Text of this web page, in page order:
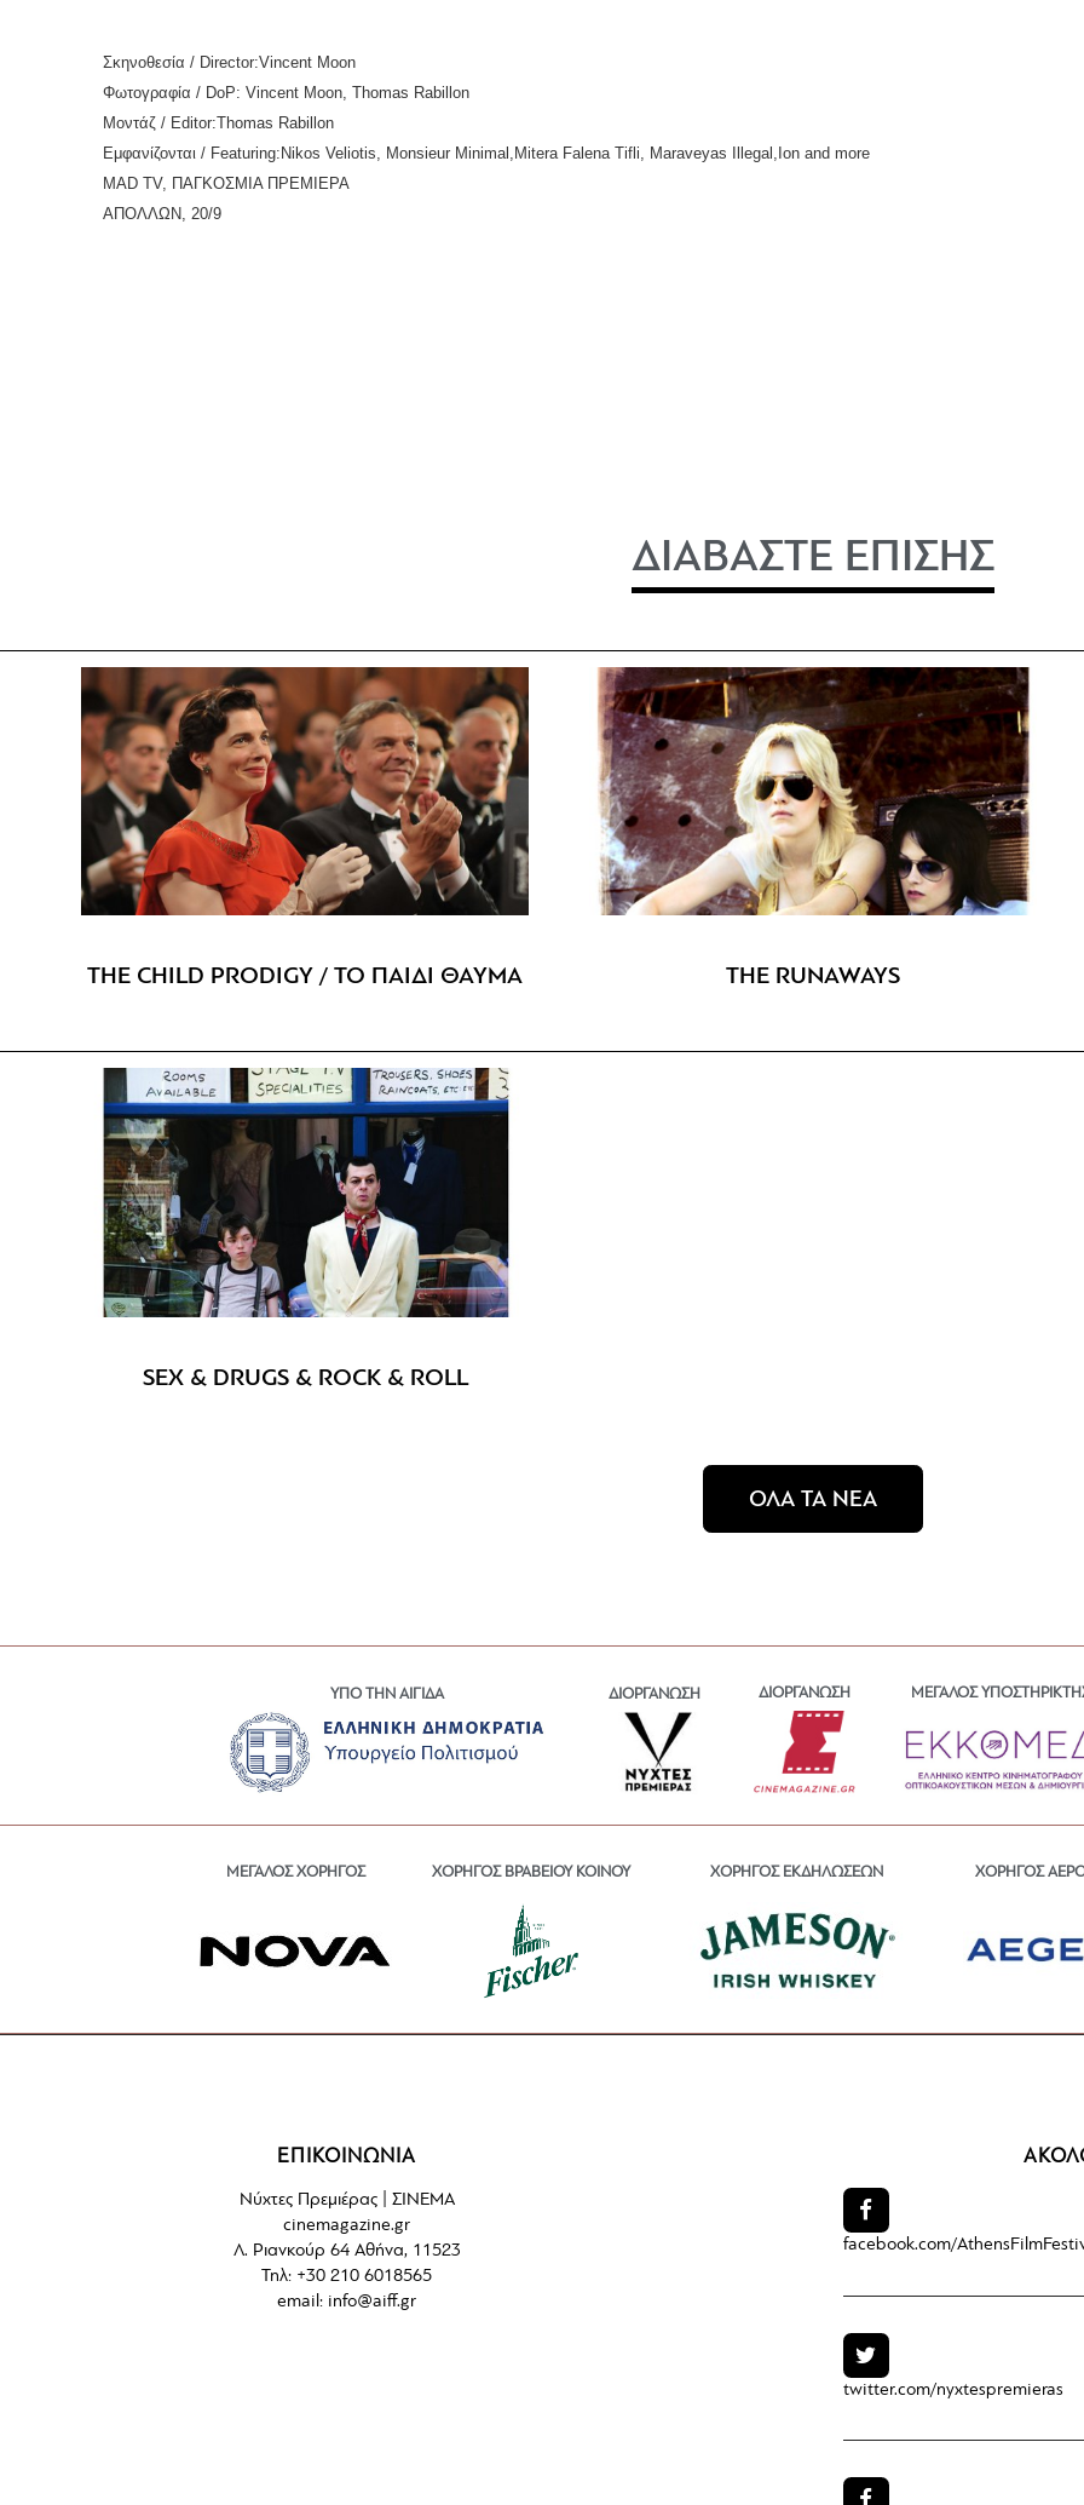
Σκηνοθεσία / Director:Vincent Moon
Φωτογραφία / DoP: Vincent Moon, Thomas Rabillon
Μοντάζ / Editor:Thomas Rabillon
Εμφανίζονται / Featuring:Nikos Veliotis, Monsieur Minimal,Mitera Falena Tifli, Maraveyas Illegal,Ion and more
MAD TV, ΠΑΓΚΟΣΜΙΑ ΠΡΕΜΙΕΡΑ
ΑΠΟΛΛΩΝ, 20/9
ΔΙΑΒΑΣΤΕ ΕΠΙΣΗΣ
THE CHILD PRODIGY / ΤΟ ΠΑΙΔΙ ΘΑΥΜΑ THE RUNAWAYS
SEX & DRUGS & ROCK & ROLL
ΟΛΑ ΤΑ ΝΕΑ
ΥΠΟ ΤΗΝ ΑΙΓΙΔΑ ΔΙΟΡΓΑΝΩΣΗ ΔΙΟΡΓΑΝΩΣΗ ΜΕΓΑΛΟΣ
ΜΕΓΑΛΟΣ ΧΟΡΗΓΟΣ ΧΟΡΗΓΟΣ ΒΡΑΒΕΙΟΥ ΚΟΙΝΟΥ ΧΟΡΗΓΟΣ ΕΚΔΗΛΩΣΕΩΝ ΧΟΡΗΓΟΣ
ΕΠΙΚΟΙΝΩΝΙΑ
Νύχτες Πρεμιέρας | ΣΙΝΕΜΑ
cinemagazine.gr
Λ. Ριανκούρ 64 Αθήνα, 11523
Τηλ: +30 210 6018565
email: info@aiff.gr
facebook.com/
twitter.com/nyxtespremieras